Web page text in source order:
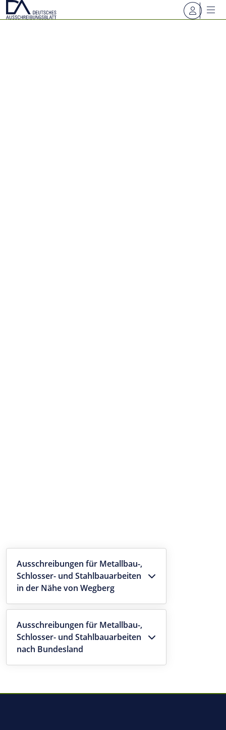
Ausschreibungen für Metallbau-,
Schlosser- und Stahlbauarbeiten
in der Nähe von Wegberg
Ausschreibungen für Metallbau-,
Schlosser- und Stahlbauarbeiten
nach Bundesland